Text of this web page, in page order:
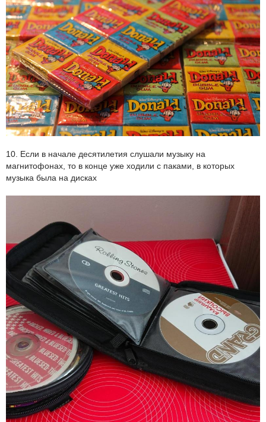
10. Если в начале десятилетия слушали музыку на
магнитофонах, то в конце уже ходили с паками, в которых
музыка была на дисках